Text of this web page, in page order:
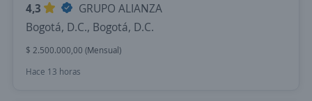
4,3
GRUPO ALIANZA
Bogotá, D.C., Bogotá, D.C.
$ 2.500.000,00 (Mensual)
Hace 13 horas